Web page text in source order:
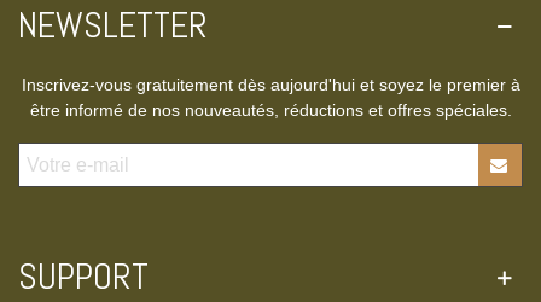
NEWSLETTER
Inscrivez-vous gratuitement dès aujourd'hui et soyez le premier à
être informé de nos nouveautés, réductions et offres spéciales.
SUPPORT